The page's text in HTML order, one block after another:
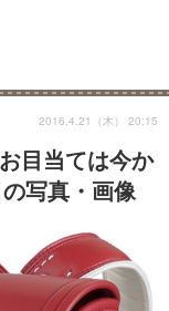
目当ては今か
写真・画像
2016.4.21（木） 20:15